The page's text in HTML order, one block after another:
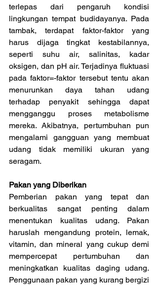
terlepas dari pengaruh kondisi
lingkungan tempat budidayanya. Pada
tambak, terdapat faktor-faktor yang
harus dijaga tingkat kestabilannya,
seperti suhu air, salinitas, kadar
oksigen, dan pH air. Terjadinya fluktuasi
pada faktor=-faktor tersebut tentu akan
menurunkan daya tahan udang
terhadap penyakit sehingga dapat
mengganggu proses metabolisme
mereka. Akibatnya, pertumbuhan pun
mengalami gangguan yang membuat
udang tidak memiliki ukuran yang
seragam.
Pakan yang Diberikan
Pemberian pakan yang tepat dan
berkualitas sangat penting dalam
menentukan kualitas udang. Pakan
haruslah mengandung protein, lemak,
vitamin, dan mineral yang cukup demi
mempercepat pertumbuhan dan
meningkatkan kualitas daging udang.
Penggunaan pakan yang kurang bergizi